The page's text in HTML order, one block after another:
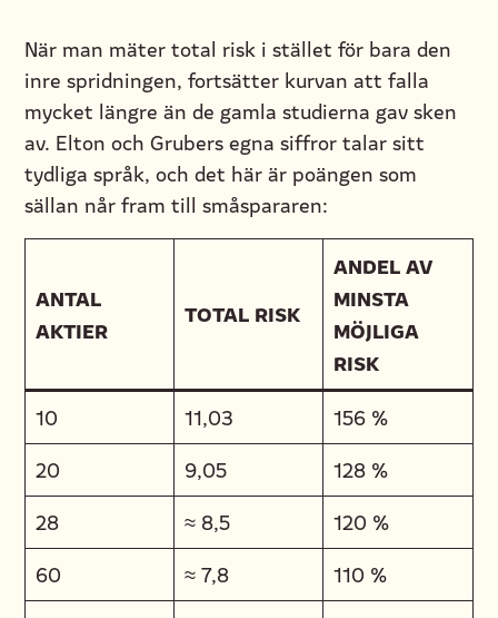
När man mäter total risk i stället för bara den
inre spridningen, fortsätter kurvan att falla
mycket längre än de gamla studierna gav sken
av. Elton och Grubers egna siffror talar sitt
tydliga språk, och det här är poängen som
sällan når fram till småspararen:
ANTAL
AKTIER
TOTAL RISK
ANDEL AV
MINSTA
MÖJLIGA
RISK
10 11,03
156 %
20
9,05
128 %
28
≈ 8,5
120 %
60
≈ 7,8
110 %